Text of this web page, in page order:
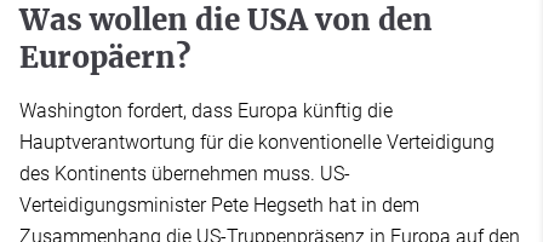
Was wollen die USA von den
Europäern?
Washington fordert, dass Europa künftig die
Hauptverantwortung für die konventionelle Verteidigung
des Kontinents übernehmen muss. US-
Verteidigungsminister Pete Hegseth hat in dem
Zusammenhang die US-Truppenpräsenz in Europa auf den